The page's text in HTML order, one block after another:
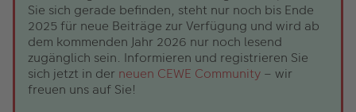
Sie sich gerade befinden, steht nur noch bis Ende
2025 für neue Beiträge zur Verfügung und wird ab
dem kommenden Jahr 2026 nur noch lesend
zugänglich sein. Informieren und registrieren Sie
sich jetzt in der neuen CEWE Community – wir
freuen uns auf Sie!